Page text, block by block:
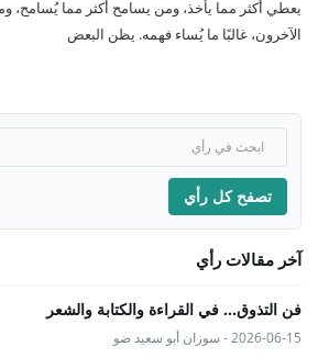
يعطي أكثر مما يأخذ، ومن يسامح أكثر مما يُسامح،
الآخرون، غالبًا ما يُساء فهمه. يظن البعض
تصفح كل رأي
آخر مقالات رأي
فن التذوق... في القراءة والكتابة والشعر
2026-06-15 - سوزان أبو سعيد ضو